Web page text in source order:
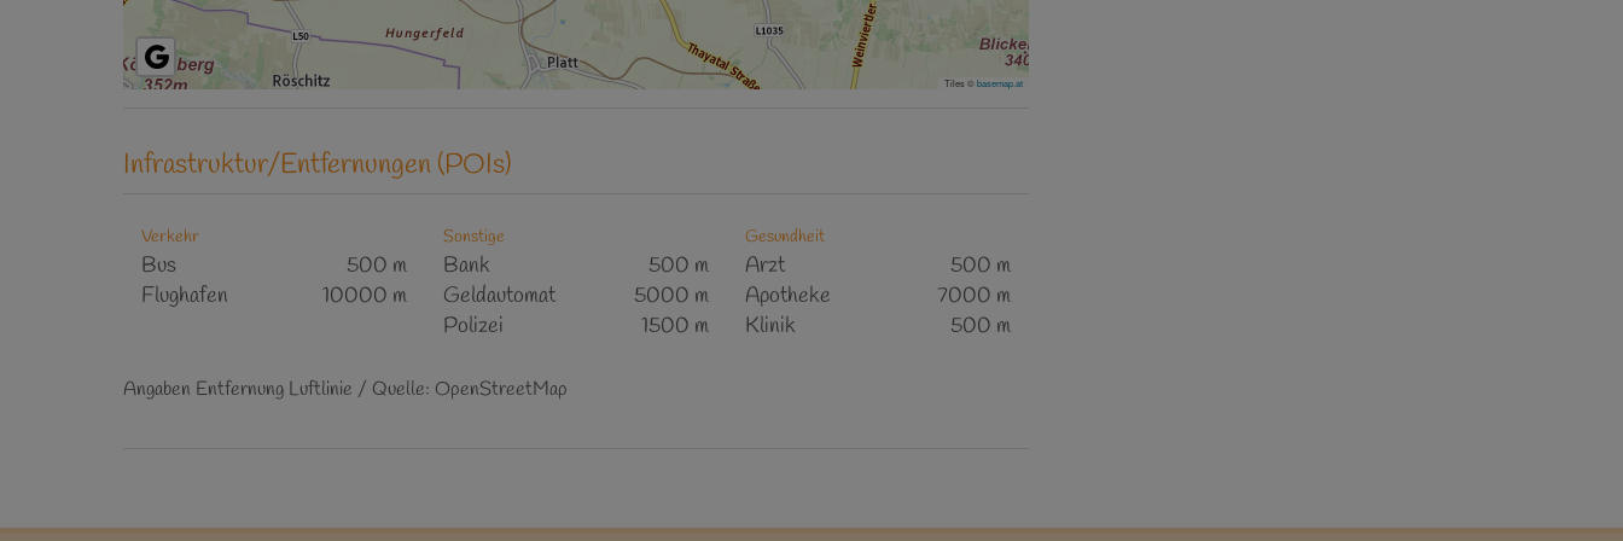
Tiles ©basemap.at
Infrastruktur/Entfernungen (POIs)
Verkehr
Bus
500 m
Flughafen
10000 m
Sonstige
Bank
500 m
Geldautomat
5000 m
Polizei
1500 m
Gesundheit
Arzt
500 m
Apotheke
7000 m
Klinik
500 m
Angaben Entfernung Luftlinie / Quelle: OpenStreetMap